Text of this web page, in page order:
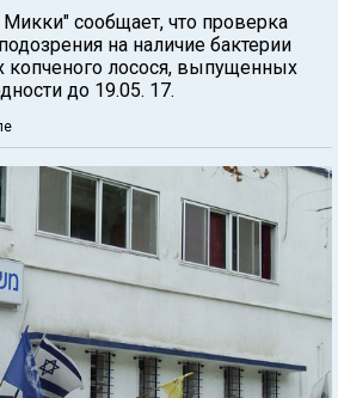
сообщает, что проверка
на наличие бактерии
копченого лосося, выпущенных
до 19.05. 17.